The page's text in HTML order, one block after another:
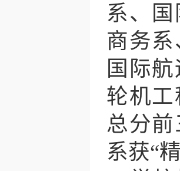
系、
商务
国际
轮机
总分
系获“